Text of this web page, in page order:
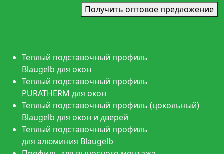
Получить оптовое предложение
Теплый подставочный профиль
Blaugelb для окон
Теплый подставочный профиль
PURATHERM для окон
Теплый подставочный профиль (цокольный)
Blaugelb для окон и дверей
Теплый подставочный профиль
для алюминия Blaugelb